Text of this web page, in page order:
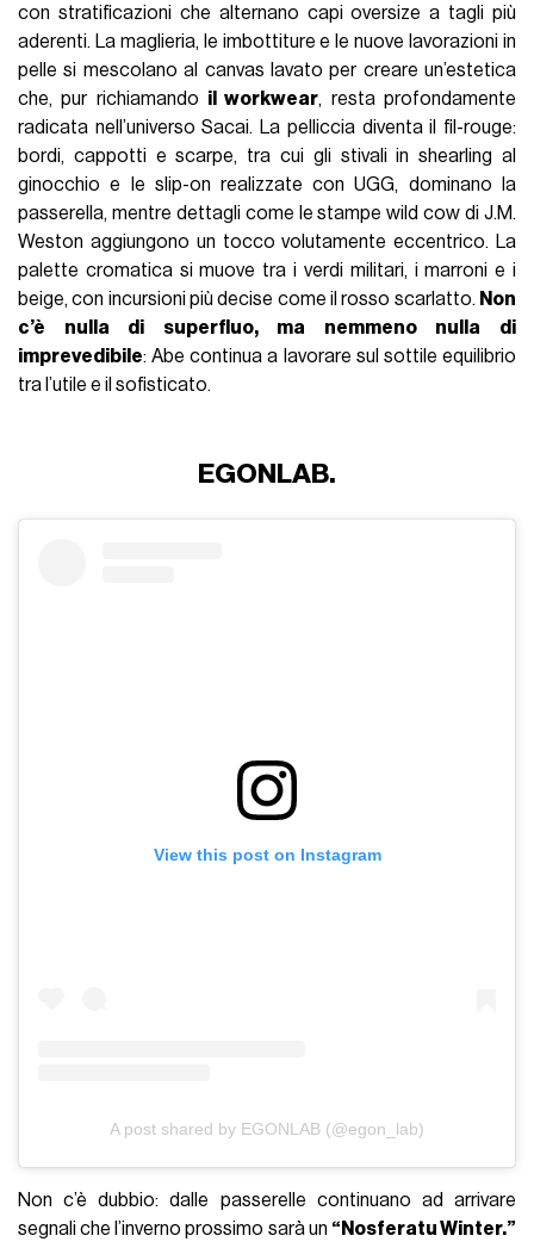
con stratificazioni che alternano capi oversize a tagli più
aderenti. La maglieria, le imbottiture e le nuove lavorazioni in
pelle si mescolano al canvas lavato per creare un’estetica
che, pur richiamando il workwear, resta profondamente
radicata nell’universo Sacai. La pelliccia diventa il fil-rouge:
bordi, cappotti e scarpe, tra cui gli stivali in shearling al
ginocchio e le slip-on realizzate con UGG, dominano la
passerella, mentre dettagli come le stampe wild cow di J.M.
Weston aggiungono un tocco volutamente eccentrico. La
palette cromatica si muove tra i verdi militari, i marroni e i
beige, con incursioni più decise come il rosso scarlatto. Non
c’è nulla di superfluo, ma nemmeno nulla di
imprevedibile: Abe continua a lavorare sul sottile equilibrio
tra l’utile e il sofisticato.
EGONLAB.
View this post on Instagram
A post shared by EGONLAB (@egon_lab)
Non c’è dubbio: dalle passerelle continuano ad arrivare
segnali che l’inverno prossimo sarà un “Nosferatu Winter.”